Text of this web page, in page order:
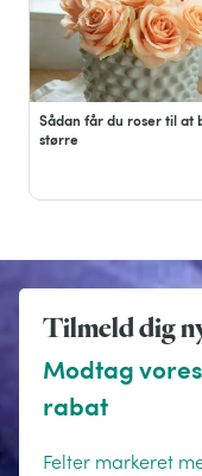
Sådan får du roser til at
større
Tilmeld dig
Modtag
rabat
Felter markeret